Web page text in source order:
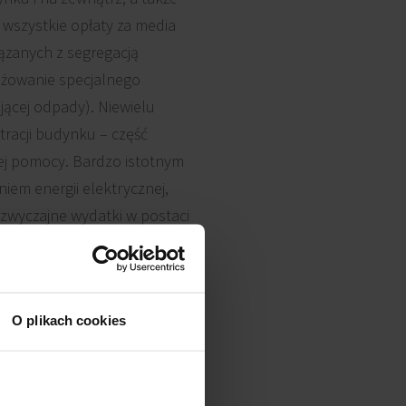
O plikach cookies
opłaty za media
z segregacją
specjalnego
odpady). Niewielu
budynku – część
pomocy. Bardzo istotnym
energii elektrycznej,
wydatki w postaci
za metr kwadratowy
powierzchnię jaką